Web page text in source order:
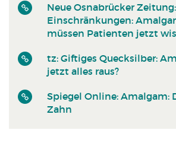
Neue Osnabrücker
Einschränkungen:
müssen Patienten jetzt
tz: Giftiges Quecksilber:
jetzt alles raus?
Spiegel Online: Amalgam:
Zahn